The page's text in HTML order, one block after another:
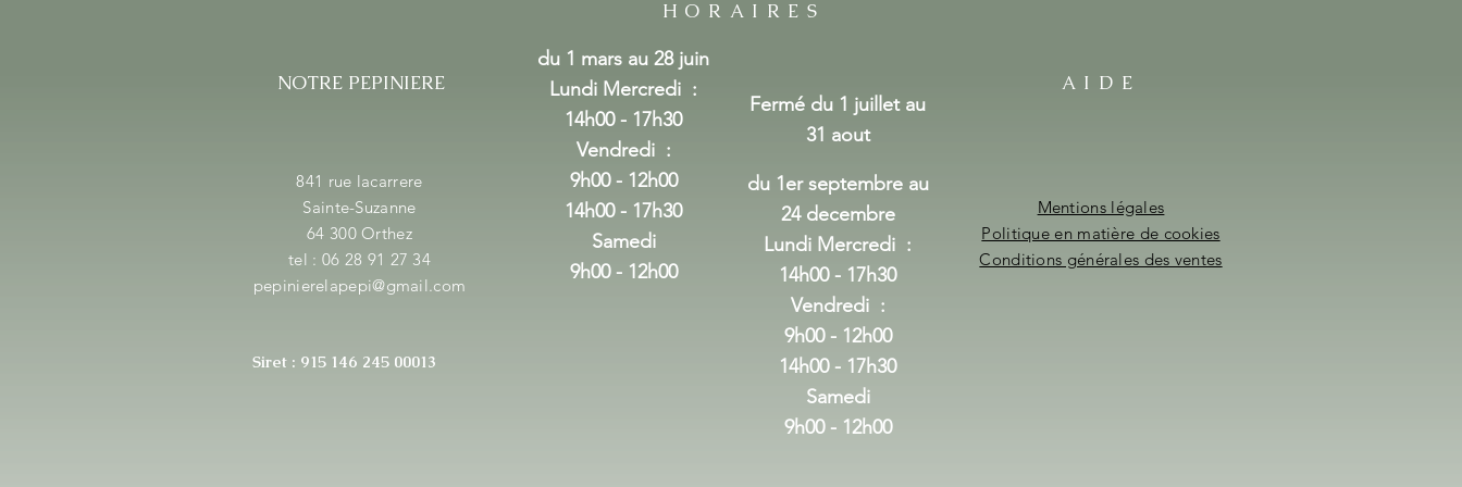
NOTRE PEPINIERE
HORAIRES
841 rue lacarrere
Sainte-Suzanne
64 300 Orthez
tel : 06 28 91 27 34
pepinierelapepi@gmail.com
du 1 mars au 28 juin
Lundi Mercredi :
14h00 - 17h30
Vendredi :
9h00 - 12h00
14h00 - 17h30
Samedi
9h00 - 12h00
Siret : 915 146 245 00013
du 1er septembre au
24 decembre
Lundi Mercredi :
14h00 - 17h30
Vendredi :
9h00 - 12h00
14h00 - 17h30
Samedi
9h00 - 12h00
Fermé du 1 juillet au
31 aout
AIDE
Mentions légales
Politique en matière de cookies
Conditions générales des ventes